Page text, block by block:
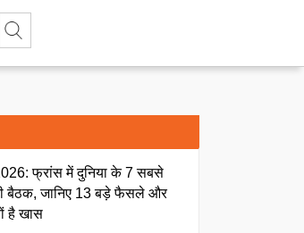
फ्रांस में दुनिया के 7 सबसे
बैठक, जानिए 13 बड़े फैसले और
है खास